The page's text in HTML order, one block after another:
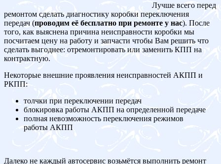
Лучше всего перед
ремонтом сделать диагностику коробки переключения
передач (проводим её бесплатно при ремонте у нас). После
того, как выяснена причина неисправности коробки мы
посчитаем цену на работу и запчасти чтобы Вам решить что
сделать выгоднее: отремонтировать или заменить КПП на
контрактную.
Некоторые внешние проявления неисправностей АКПП и
РКПП:
толчки при переключении передач
блокировка работы АКПП на определенной передаче
полная невозможность переключения режимов
работы АКПП
Далеко не каждый автосервис возьмётся выполнить ремонт